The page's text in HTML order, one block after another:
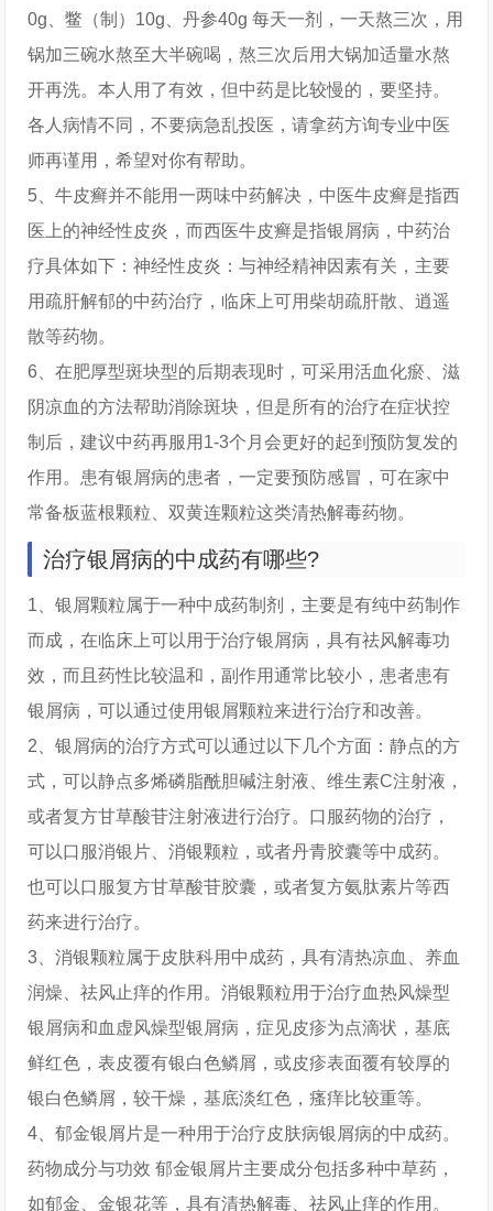
0g、鳖（制）10g、丹参40g 每天一剂，一天熬三次，用
锅加三碗水熬至大半碗喝，熬三次后用大锅加适量水熬
开再洗。本人用了有效，但中药是比较慢的，要坚持。
各人病情不同，不要病急乱投医，请拿药方询专业中医
师再谨用，希望对你有帮助。
5、牛皮癣并不能用一两味中药解决，中医牛皮癣是指西
医上的神经性皮炎，而西医牛皮癣是指银屑病，中药治
疗具体如下：神经性皮炎：与神经精神因素有关，主要
用疏肝解郁的中药治疗，临床上可用柴胡疏肝散、逍遥
散等药物。
6、在肥厚型斑块型的后期表现时，可采用活血化瘀、滋
阴凉血的方法帮助消除斑块，但是所有的治疗在症状控
制后，建议中药再服用1-3个月会更好的起到预防复发的
作用。患有银屑病的患者，一定要预防感冒，可在家中
常备板蓝根颗粒、双黄连颗粒这类清热解毒药物。
治疗银屑病的中成药有哪些?
1、银屑颗粒属于一种中成药制剂，主要是有纯中药制作
而成，在临床上可以用于治疗银屑病，具有祛风解毒功
效，而且药性比较温和，副作用通常比较小，患者患有
银屑病，可以通过使用银屑颗粒来进行治疗和改善。
2、银屑病的治疗方式可以通过以下几个方面：静点的方
式，可以静点多烯磷脂酰胆碱注射液、维生素C注射液，
或者复方甘草酸苷注射液进行治疗。口服药物的治疗，
可以口服消银片、消银颗粒，或者丹青胶囊等中成药。
也可以口服复方甘草酸苷胶囊，或者复方氨肽素片等西
药来进行治疗。
3、消银颗粒属于皮肤科用中成药，具有清热凉血、养血
润燥、祛风止痒的作用。消银颗粒用于治疗血热风燥型
银屑病和血虚风燥型银屑病，症见皮疹为点滴状，基底
鲜红色，表皮覆有银白色鳞屑，或皮疹表面覆有较厚的
银白色鳞屑，较干燥，基底淡红色，瘙痒比较重等。
4、郁金银屑片是一种用于治疗皮肤病银屑病的中成药。
药物成分与功效 郁金银屑片主要成分包括多种中草药，
如郁金、金银花等，具有清热解毒、祛风止痒的作用。